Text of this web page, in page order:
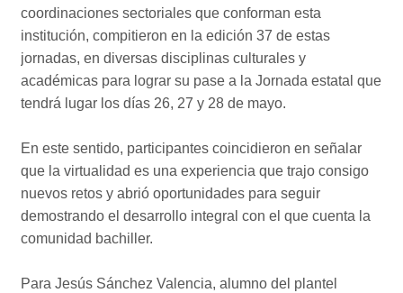
coordinaciones sectoriales que conforman esta
institución, compitieron en la edición 37 de estas
jornadas, en diversas disciplinas culturales y
académicas para lograr su pase a la Jornada estatal que
tendrá lugar los días 26, 27 y 28 de mayo.
En este sentido, participantes coincidieron en señalar
que la virtualidad es una experiencia que trajo consigo
nuevos retos y abrió oportunidades para seguir
demostrando el desarrollo integral con el que cuenta la
comunidad bachiller.
Para Jesús Sánchez Valencia, alumno del plantel